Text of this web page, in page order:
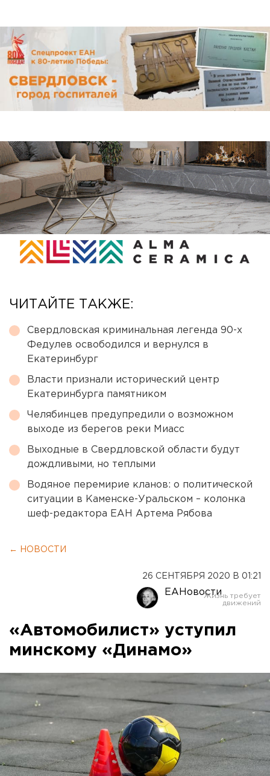
ЧИТАЙТЕ ТАКЖЕ:
Свердловская криминальная легенда 90-х
Федулев освободился и вернулся в
Екатеринбург
Власти признали исторический центр
Екатеринбурга памятником
Челябинцев предупредили о возможном
выходе из берегов реки Миасс
Выходные в Свердловской области будут
дождливыми, но теплыми
Водяное перемирие кланов: о политической
ситуации в Каменске-Уральском – колонка
шеф-редактора ЕАН Артема Рябова
← НОВОСТИ
26 СЕНТЯБРЯ 2020 В 01:21
ЕАНовости
«Автомобилист» уступил
минскому «Динамо»